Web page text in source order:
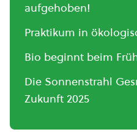
aufgehoben!
Praktikum in
Bio beginnt beim
Die Sonnenstrahl
Zukunft 2025